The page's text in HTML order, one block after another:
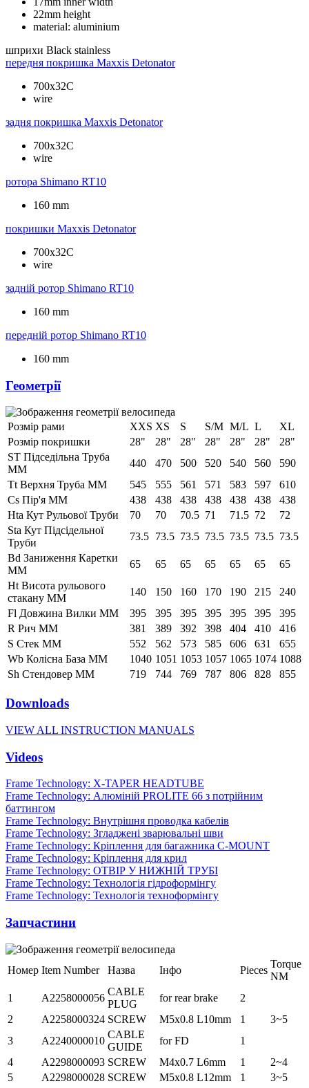
22mm height
material: aluminium
шприхи Black stainless
передня покришка Maxxis Detonator
700x32C
wire
задня покришка Maxxis Detonator
700x32C
wire
ротора Shimano RT10
160 mm
покришки Maxxis Detonator
700x32C
wire
задній ротор Shimano RT10
160 mm
передній ротор Shimano RT10
160 mm
Геометрії
Розмір рами XXS XS S S/M M/L L
XL
Розмір покришки
28" 28" 28" 28" 28" 28"
28"
ST Підседільна Труба
ММ
440 470 500 520 540 560
590
Tt Верхня Труба ММ
545 555 561 571 583 597
610
Cs Пір'я ММ
438 438 438 438 438 438
438
Hta Кут Рульової Труби
70 70 70.5 71 71.5 72
72
Sta Кут Підсідельної
Труби
73.5 73.5 73.5 73.5 73.5 73.5 73.5
Bd Заниження Каретки
ММ
65 65 65 65 65 65
65
Ht Висота рульового
стакану ММ
140 150 160 170 190 215
240
Fl Довжина Вилки ММ
395 395 395 395 395 395
395
R Рич ММ
381 389 392 398 404 410
416
S Стек ММ
552 562 573 585 606 631
655
Wb Колісна База ММ
1040 1051 1053 1057 1065 1074 1088
Sh Стендовер ММ
719 744 769 787 806 828 855
Downloads
VIEW ALL INSTRUCTION MANUALS
Videos
Frame Technology: X-TAPER HEADTUBE
Frame Technology: Алюміній PROLITE 66 з потрійним
баттингом
Frame Technology: Внутрішня проводка кабелів
Frame Technology: Згладжені зварювальні шви
Frame Technology: Кріплення для багажника C-MOUNT
Frame Technology: Кріплення для крил
Frame Technology: ОТВІР У НИЖНІЙ ТРУБІ
Frame Technology: Технологія гідроформінгу
Frame Technology: Технологія техноформінгу
Запчастини
Номер Item Number Назва Інфо Pieces
Torque
NM
1
A2258000056
CABLE
PLUG
for rear brake
2
2
A2258000324 SCREW M5x0.8 L10mm 1
3~5
3
A2240000010
CABLE
GUIDE
for FD
1
4
A2298000093 SCREW M4x0.7 L6mm 1
2~4
5
A2298000028 SCREW M5x0.8 L12mm 1
3~5